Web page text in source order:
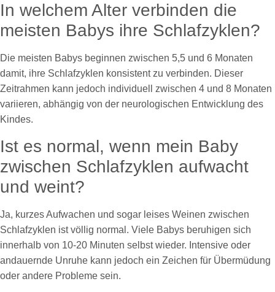
In welchem Alter verbinden die
meisten Babys ihre Schlafzyklen?
Die meisten Babys beginnen zwischen 5,5 und 6 Monaten
damit, ihre Schlafzyklen konsistent zu verbinden. Dieser
Zeitrahmen kann jedoch individuell zwischen 4 und 8 Monaten
variieren, abhängig von der neurologischen Entwicklung des
Kindes.
Ist es normal, wenn mein Baby
zwischen Schlafzyklen aufwacht
und weint?
Ja, kurzes Aufwachen und sogar leises Weinen zwischen
Schlafzyklen ist völlig normal. Viele Babys beruhigen sich
innerhalb von 10-20 Minuten selbst wieder. Intensive oder
andauernde Unruhe kann jedoch ein Zeichen für Übermüdung
oder andere Probleme sein.